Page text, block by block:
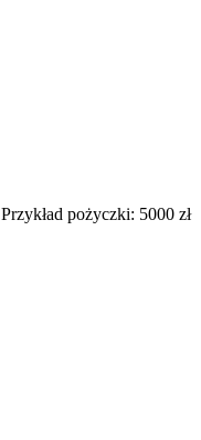
pożyczki: 5000 zł